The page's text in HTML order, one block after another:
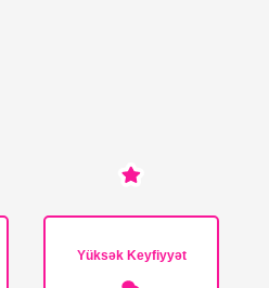
Yüksək Keyfiyyət